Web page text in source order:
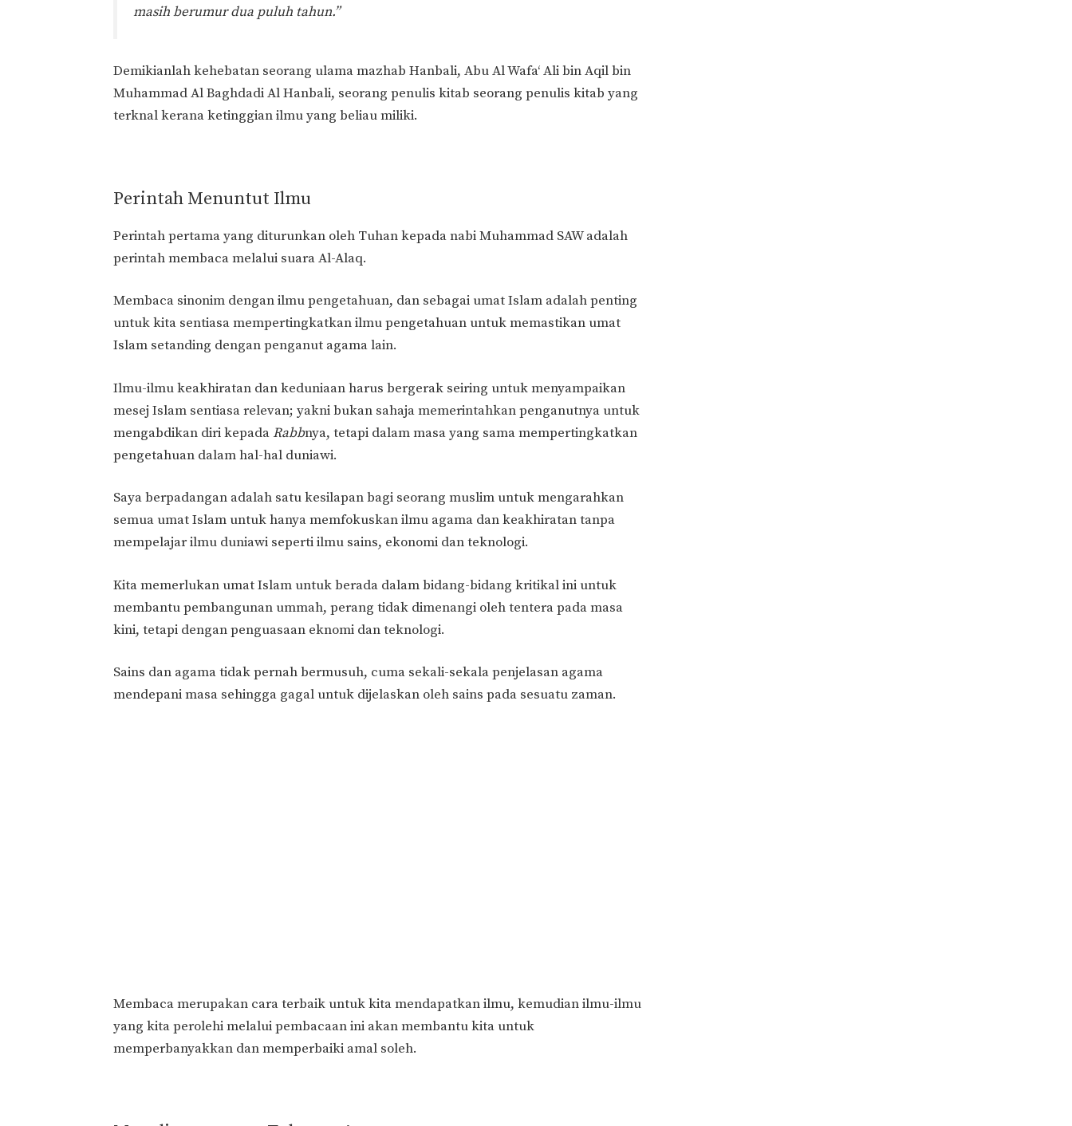
masih berumur dua puluh tahun.”
Demikianlah kehebatan seorang ulama mazhab Hanbali, Abu Al Wafa‘ Ali bin Aqil bin
Muhammad Al Baghdadi Al Hanbali, seorang penulis kitab seorang penulis kitab yang
terknal kerana ketinggian ilmu yang beliau miliki.
Perintah Menuntut Ilmu
Perintah pertama yang diturunkan oleh Tuhan kepada nabi Muhammad SAW adalah
perintah membaca melalui suara Al-Alaq.
Membaca sinonim dengan ilmu pengetahuan, dan sebagai umat Islam adalah penting
untuk kita sentiasa mempertingkatkan ilmu pengetahuan untuk memastikan umat
Islam setanding dengan penganut agama lain.
Ilmu-ilmu keakhiratan dan keduniaan harus bergerak seiring untuk menyampaikan
mesej Islam sentiasa relevan; yakni bukan sahaja memerintahkan penganutnya untuk
mengabdikan diri kepadaRabbnya, tetapi dalam masa yang sama mempertingkatkan
pengetahuan dalam hal-hal duniawi.
Saya berpadangan adalah satu kesilapan bagi seorang muslim untuk mengarahkan
semua umat Islam untuk hanya memfokuskan ilmu agama dan keakhiratan tanpa
mempelajar ilmu duniawi seperti ilmu sains, ekonomi dan teknologi.
Kita memerlukan umat Islam untuk berada dalam bidang-bidang kritikal ini untuk
membantu pembangunan ummah, perang tidak dimenangi oleh tentera pada masa
kini, tetapi dengan penguasaan eknomi dan teknologi.
Sains dan agama tidak pernah bermusuh, cuma sekali-sekala penjelasan agama
mendepani masa sehingga gagal untuk dijelaskan oleh sains pada sesuatu zaman.
Membaca merupakan cara terbaik untuk kita mendapatkan ilmu, kemudian ilmu-ilmu
yang kita perolehi melalui pembacaan ini akan membantu kita untuk
memperbanyakkan dan memperbaiki amal soleh.